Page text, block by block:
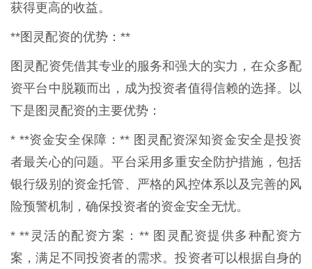
获得更高的收益。
**图灵配资的优势：**
图灵配资凭借其专业的服务和强大的实力，在众多配
资平台中脱颖而出，成为投资者值得信赖的选择。以
下是图灵配资的主要优势：
* **资金安全保障：** 图灵配资深知资金安全是投资
者最关心的问题。平台采用多重安全防护措施，包括
银行级别的资金托管、严格的风控体系以及完善的风
险预警机制，确保投资者的资金安全无忧。
* **灵活的配资方案：** 图灵配资提供多种配资方
案，满足不同投资者的需求。投资者可以根据自身的